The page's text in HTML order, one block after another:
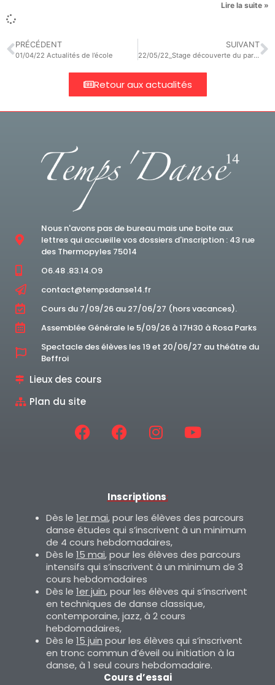
Lire la suite »
PRÉCÉDENT
01/04/22 Actualités de l’école
SUIVANT
22/05/22_Stage découverte du parcours danse études – journée d’intégration
Retour aux actualités
Nous n'avons pas de bureau mais une boite aux
lettres qui accueille vos dossiers d'inscription : 43 rue
des Thermopyles 75014
O6.48 .83.14.O9
contact@tempsdanse14.fr
Cours du 7/09/26 au 27/06/27 (hors vacances).
Assemblée Générale le 5/09/26 à 17H30 à Rosa Parks
Spectacle des élèves les 19 et 20/06/27 au théâtre du
Beffroi
Lieux des cours
Plan du site
Inscriptions:
Dès le 1er mai, pour les élèves des parcours
danse études qui s’inscrivent à un minimum
de 4 cours hebdomadaires,
Dès le 15 mai, pour les élèves des parcours
intensifs qui s’inscrivent à un minimum de 3
cours hebdomadaires
Dès le 1er juin, pour les élèves qui s’inscrivent
en techniques de danse classique,
contemporaine, jazz, à 2 cours
hebdomadaires,
Dès le 15 juin pour les élèves qui s’inscrivent
en tronc commun d’éveil ou initiation à la
danse, à 1 seul cours hebdomadaire.
Cours d’essai